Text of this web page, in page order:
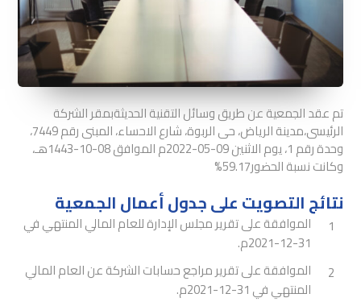
تم عقد الجمعية عن طريق وسائل التقنية الحديثةبمقر الشركة
الرئيسى،مدينة الرياض، حى الربوة، شارع الاحساء، المبنى رقم 7449،
وحدة رقم 1، يوم الاثنين 09-05-2022م الموافق 08-10-1443هـ،
وكانت نسبة الحضور59.17%
نتائج التصويت على جدول أعمال الجمعية
1
الموافقة على تقرير مجلس الإدارة للعام المالي المنتهي في
31-12-2021م.
2
الموافقة على تقرير مراجع حسابات الشركة عن العام المالي
المنتهي في 31-12-2021م.